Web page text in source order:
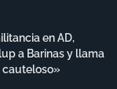
en AD,
a Barinas y llama
cauteloso»